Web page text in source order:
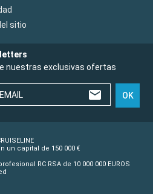
sitio
nuestras exclusivas ofertas
OK
un capital de 150 000 €
RC RSA de 10 000 000 EUROS